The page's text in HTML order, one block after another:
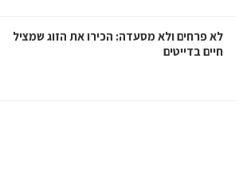
לא פרחים ולא מסעדה: הכירו את הזוג שמציל
חיים בדייטים